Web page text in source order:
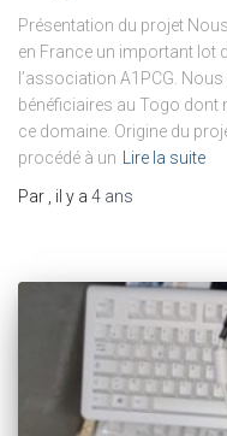
Présentation du projet
en France un important lot
l’association A1PCG.
bénéficiaires au Togo
ce domaine. Origine du
procédé à un
Lire la suite
Par
, il y a 4 ans